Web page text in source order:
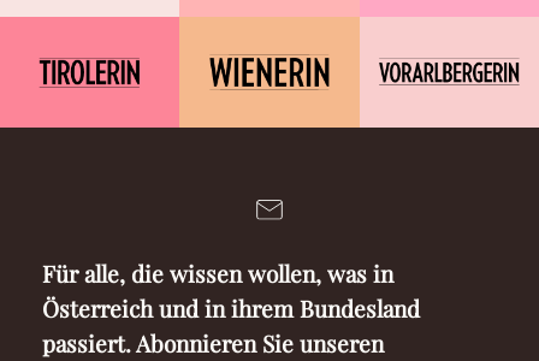
Für alle, die wissen wollen, was in
Österreich und in ihrem Bundesland
passiert. Abonnieren Sie unseren